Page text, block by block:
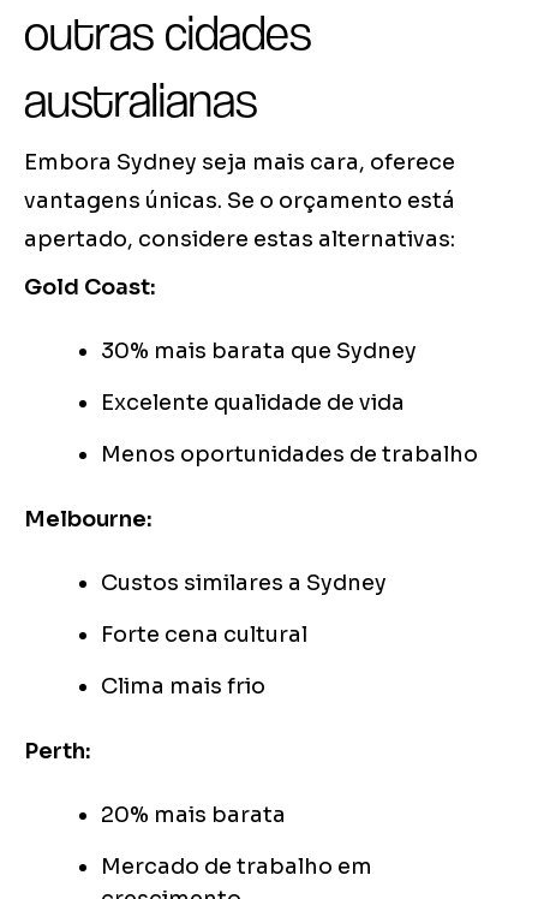
outras cidades
australianas
Embora Sydney seja mais cara, oferece
vantagens únicas. Se o orçamento está
apertado, considere estas alternativas:
Gold Coast:
30% mais barata que Sydney
Excelente qualidade de vida
Menos oportunidades de trabalho
Melbourne:
Custos similares a Sydney
Forte cena cultural
Clima mais frio
Perth:
20% mais barata
Mercado de trabalho em